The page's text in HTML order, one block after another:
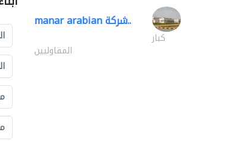
manar arabian شركة..
كبار
المقاوليين